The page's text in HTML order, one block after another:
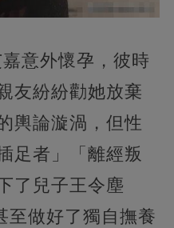
意外懷孕，彼時
友紛紛勸她放棄
輿論漩渦，但性
足者」「離經叛
了兒子王令塵
至做好了獨自撫養